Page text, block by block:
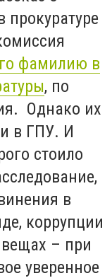
прокуратуре
фамилию в
, по
Однако их
в ГПУ. И
стоило
в
коррупции
– при
уверенное